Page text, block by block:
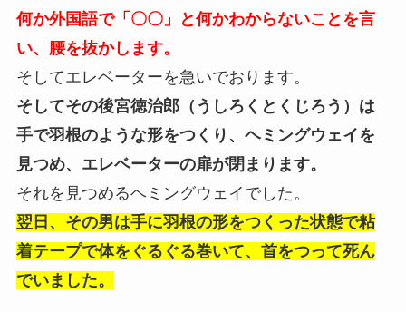
何か外国語で「〇〇」と何かわからないことを言
い、腰を抜かします。
そしてエレベーターを急いでおります。
そしてその後宮徳治郎（うしろくとくじろう）は
手で羽根のような形をつくり、ヘミングウェイを
見つめ、エレベーターの扉が閉まります。
それを見つめるヘミングウェイでした。
翌日、その男は手に羽根の形をつくった状態で粘
着テープで体をぐるぐる巻いて、首をつって死ん
でいました。